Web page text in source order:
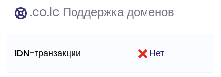
.co.lc Поддержка доменов
IDN-транзакции Нет